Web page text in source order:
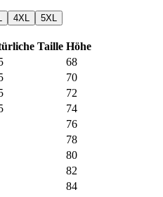
4XL 5XL
Taille Höhe
68
70
72
74
76
78
80
82
84